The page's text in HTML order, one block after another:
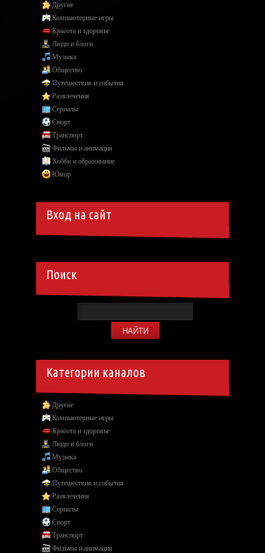
Другое
Компьютерные игры
Красота и здоровье
Люди и блоги
Музыка
Общество
Путешествия и события
Развлечения
Сериалы
Спорт
Транспорт
Фильмы и анимация
Хобби и образование
Юмор
Вход на сайт
Поиск
Категории каналов
Другое
Компьютерные игры
Красота и здоровье
Люди и блоги
Музыка
Общество
Путешествия и события
Развлечения
Сериалы
Спорт
Транспорт
Фильмы и анимация